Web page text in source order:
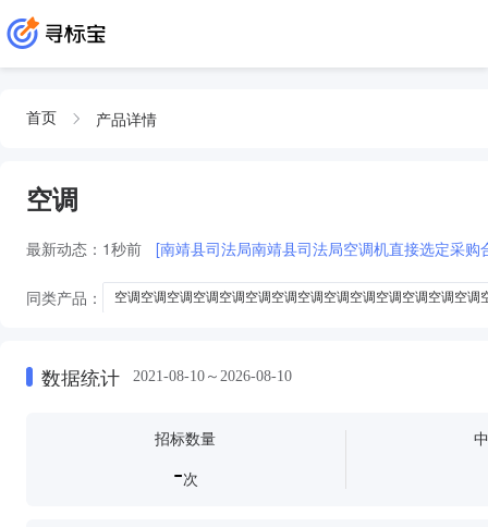
首页 产品详情
空调
最新动态： 1秒前 [南靖县司法局南靖县司法局空调机直接选定采购
同类产品： 空调空调空调空调空调空调空调空调空调空调空调空调空调空
空调空调空调空调空调空调空调空调空调空调空调空调空调空调空调空调空
空调空调空调空调空调空调空调空调空调空调空调空调空调空调空调空调空
数据统计 2021-08-10～2026-08-10
招标数量
-次